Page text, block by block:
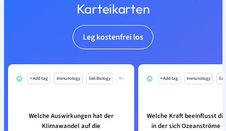
Karteikarten
Leg kostenfrei los
+ Add tag Immunology Cell Biology Mo
Welche Auswirkungen hat der
Klimawandel auf die
+ Add tag Immunology
Welche Kraft beeinflusst
in der sich Ozeanströme